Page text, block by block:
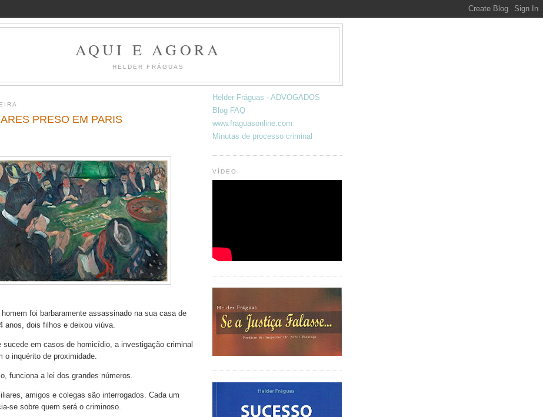
AQUI E AGORA
HELDER FRÁGUAS
PRESO EM PARIS
foi barbaramente assassinado na sua casa de
anos, dois filhos e deixou viúva.
sucede em casos de homicídio, a investigação criminal
o inquérito de proximidade.
funciona a lei dos grandes números.
amigos e colegas são interrogados. Cada um
se sobre quem será o criminoso.
Helder Fráguas - ADVOGADOS
Blog FAQ
www.fraguasonline.com
Minutas de processo criminal
VÍDEO